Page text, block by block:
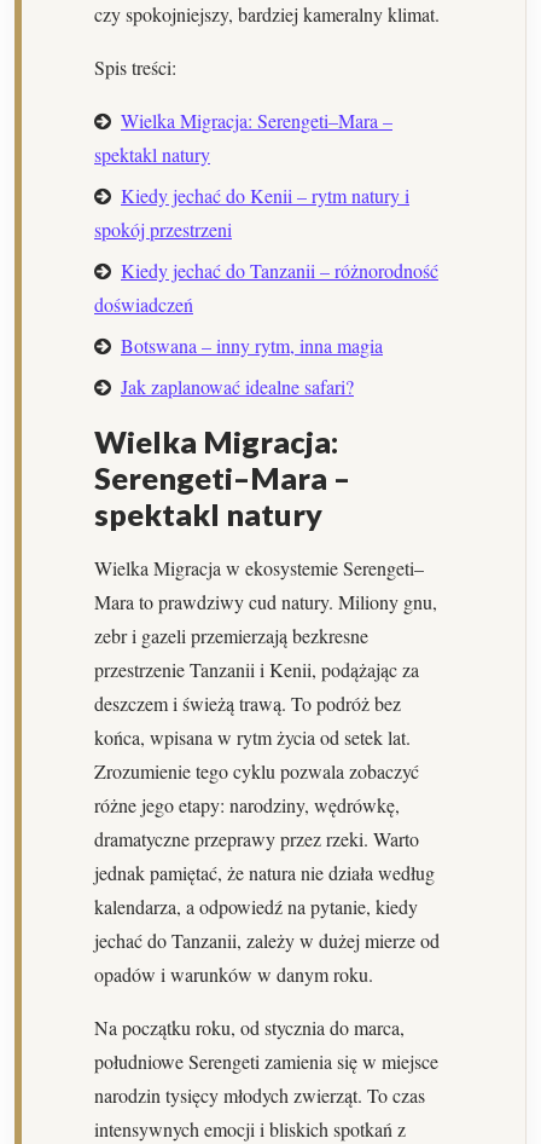
czy spokojniejszy, bardziej kameralny klimat.
Spis treści:
Wielka Migracja: Serengeti–Mara –
spektakl natury
Kiedy jechać do Kenii – rytm natury i
spokój przestrzeni
Kiedy jechać do Tanzanii – różnorodność
doświadczeń
Botswana – inny rytm, inna magia
Jak zaplanować idealne safari?
Wielka Migracja:
Serengeti–Mara –
spektakl natury
Wielka Migracja w ekosystemie Serengeti–
Mara to prawdziwy cud natury. Miliony gnu,
zebr i gazeli przemierzają bezkresne
przestrzenie Tanzanii i Kenii, podążając za
deszczem i świeżą trawą. To podróż bez
końca, wpisana w rytm życia od setek lat.
Zrozumienie tego cyklu pozwala zobaczyć
różne jego etapy: narodziny, wędrówkę,
dramatyczne przeprawy przez rzeki. Warto
jednak pamiętać, że natura nie działa według
kalendarza, a odpowiedź na pytanie, kiedy
jechać do Tanzanii, zależy w dużej mierze od
opadów i warunków w danym roku.
Na początku roku, od stycznia do marca,
południowe Serengeti zamienia się w miejsce
narodzin tysięcy młodych zwierząt. To czas
intensywnych emocji i bliskich spotkań z